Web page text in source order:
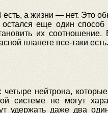
а жизни — нет. Это
еще один способ
их соотношение.
планете все-таки
нейтрона,
не могут
даже два